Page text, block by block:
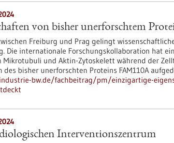
von bisher unerforschtem
Freiburg und Prag gelingt
Die internationale Forschungskollaboration hat
Mikrotubuli und Aktin-Zytoskelett während der
bisher unerforschten Proteins FAM110A
bw.de/fachbeitrag/pm/einzigartige-
Interventionszentrum